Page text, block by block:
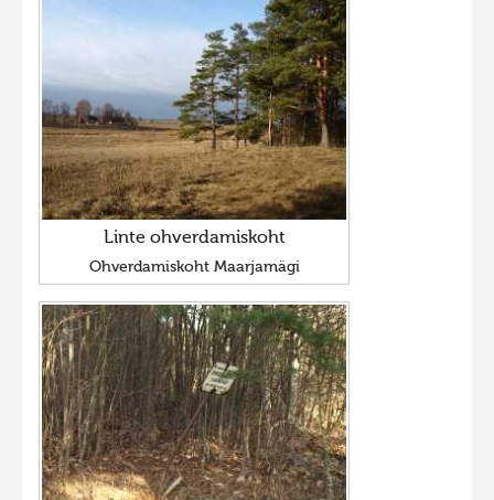
Linte ohverdamiskoht
Ohverdamiskoht Maarjamägi